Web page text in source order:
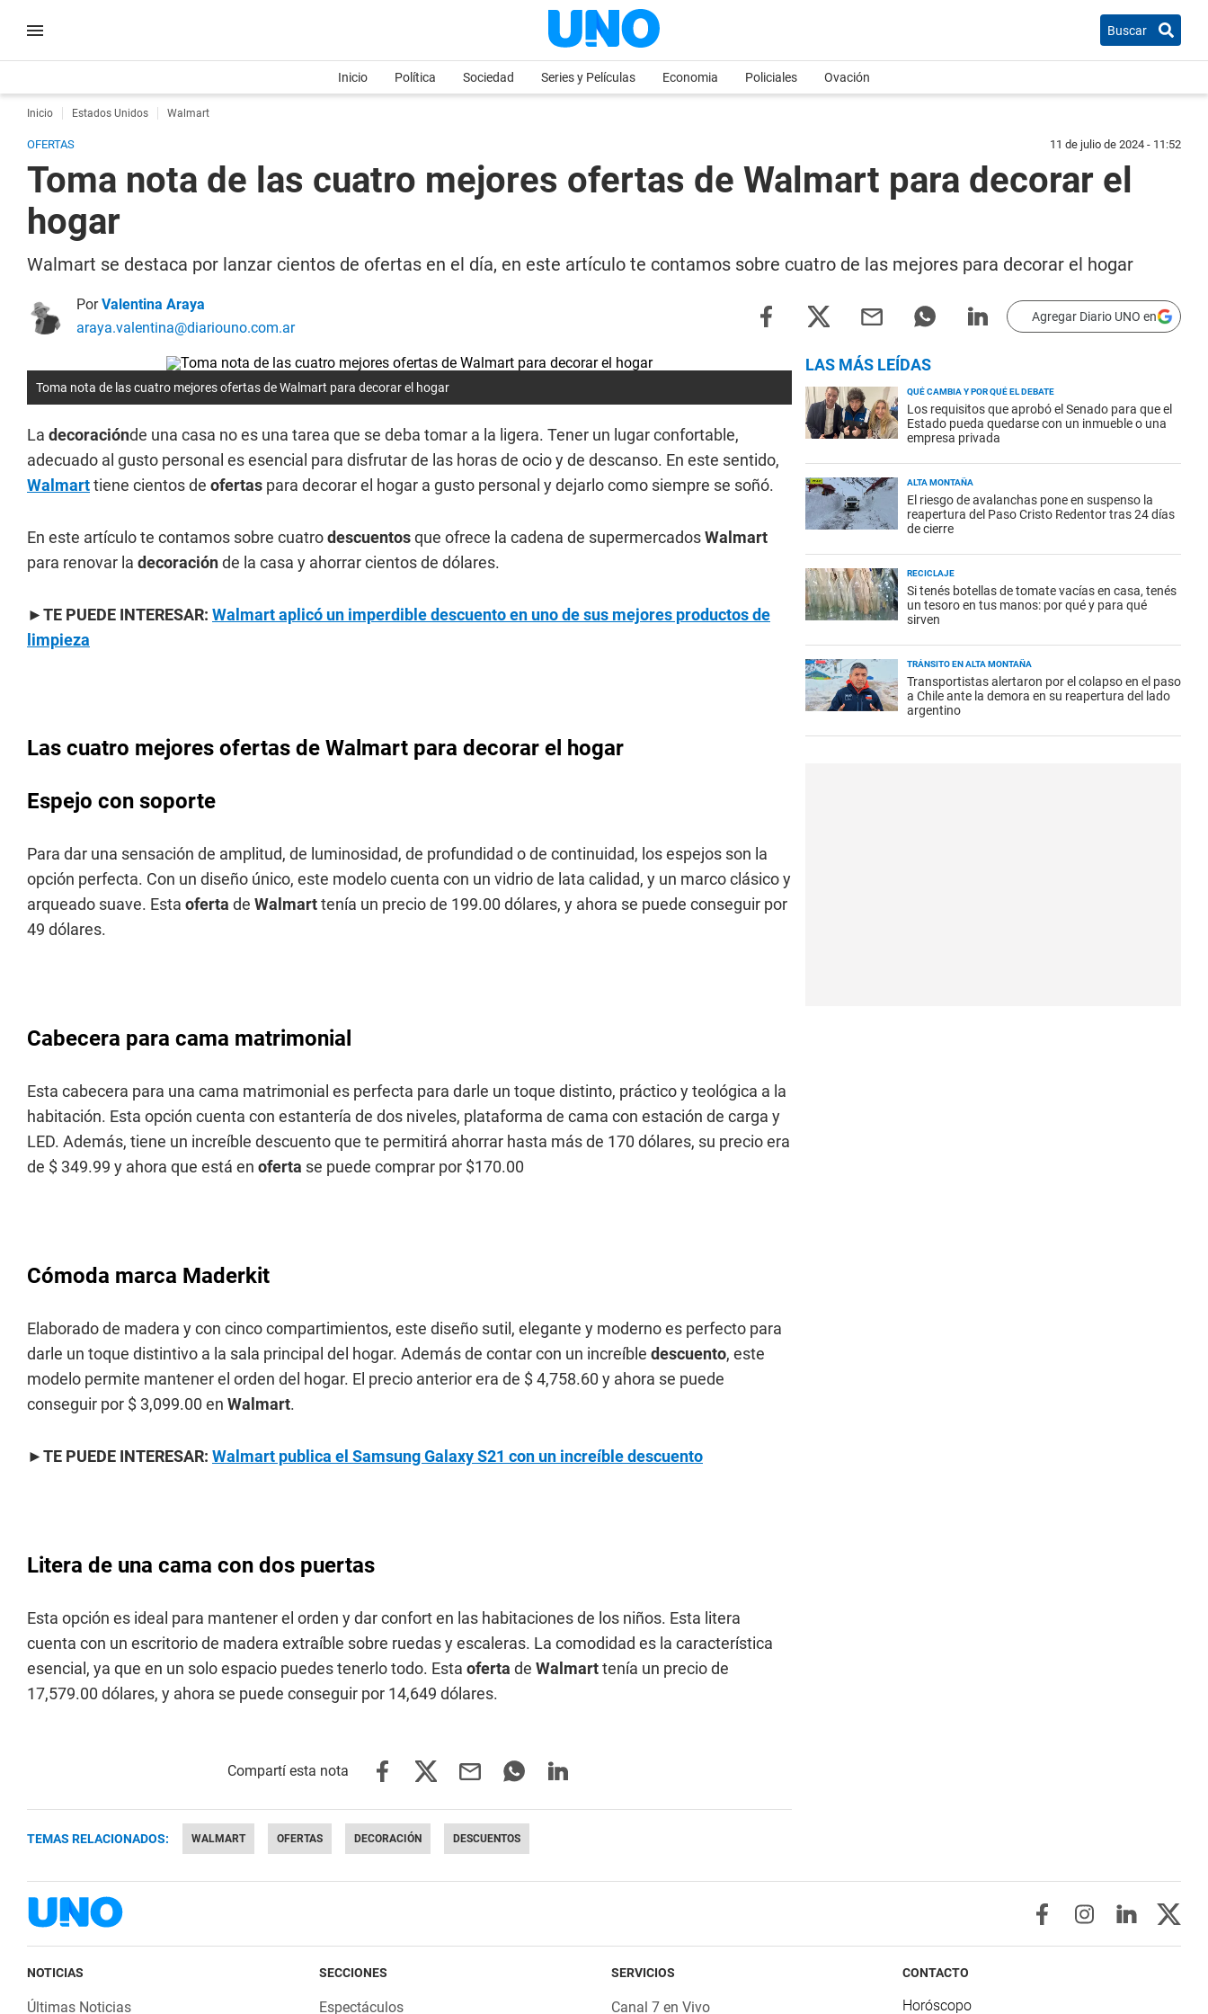
Buscar
Inicio Política Sociedad Series y Películas Economia Policiales Ovación
Inicio Estados Unidos Walmart
OFERTAS 11 de julio de 2024 - 11:52
Toma nota de las cuatro mejores ofertas de Walmart para decorar el
hogar
Walmart se destaca por lanzar cientos de ofertas en el día, en este artículo te contamos sobre cuatro de las mejores para decorar el hogar
PorValentina Araya
araya.valentina@diariouno.com.ar
Agregar Diario UNO en
Toma nota de las cuatro mejores ofertas de Walmart para decorar el hogar
La decoraciónde una casa no es una tarea que se deba tomar a la ligera. Tener un lugar confortable,
adecuado al gusto personal es esencial para disfrutar de las horas de ocio y de descanso. En este sentido,
Walmarttiene cientos de ofertas para decorar el hogar a gusto personal y dejarlo como siempre se soñó.
En este artículo te contamos sobre cuatrodescuentosque ofrece la cadena de supermercadosWalmart
para renovar la decoraciónde la casa y ahorrar cientos de dólares.
►TE PUEDE INTERESAR: Walmart aplicó un imperdible descuento en uno de sus mejores productos de
limpieza
Las cuatro mejores ofertas de Walmart para decorar el hogar
Espejo con soporte
Para dar una sensación de amplitud, de luminosidad, de profundidad o de continuidad, los espejos son la
opción perfecta. Con un diseño único, este modelo cuenta con un vidrio de lata calidad, y un marco clásico y
arqueado suave. Esta oferta de Walmarttenía un precio de 199.00 dólares, y ahora se puede conseguir por
49 dólares.
Cabecera para cama matrimonial
Esta cabecera para una cama matrimonial es perfecta para darle un toque distinto, práctico y teológica a la
habitación. Esta opción cuenta con estantería de dos niveles, plataforma de cama con estación de carga y
LED. Además, tiene un increíble descuento que te permitirá ahorrar hasta más de 170 dólares, su precio era
de $ 349.99 y ahora que está en oferta se puede comprar por $170.00
Cómoda marca Maderkit
Elaborado de madera y con cinco compartimientos, este diseño sutil, elegante y moderno es perfecto para
darle un toque distintivo a la sala principal del hogar. Además de contar con un increíble descuento, este
modelo permite mantener el orden del hogar. El precio anterior era de $ 4,758.60 y ahora se puede
conseguir por $ 3,099.00 en Walmart.
►TE PUEDE INTERESAR: Walmart publica el Samsung Galaxy S21 con un increíble descuento
Litera de una cama con dos puertas
Esta opción es ideal para mantener el orden y dar confort en las habitaciones de los niños. Esta litera
cuenta con un escritorio de madera extraíble sobre ruedas y escaleras. La comodidad es la característica
esencial, ya que en un solo espacio puedes tenerlo todo. Esta oferta de Walmarttenía un precio de
17,579.00 dólares, y ahora se puede conseguir por 14,649 dólares.
TEMAS RELACIONADOS: WALMART OFERTAS DECORACIÓN DESCUENTOS
LAS MÁS LEÍDAS
QUÉ CAMBIA Y POR QUÉ EL DEBATE
Los requisitos que aprobó el Senado para que el
Estado pueda quedarse con un inmueble o una
empresa privada
ALTA MONTAÑA
El riesgo de avalanchas pone en suspenso la
reapertura del Paso Cristo Redentor tras 24 días
de cierre
RECICLAJE
Si tenés botellas de tomate vacías en casa, tenés
un tesoro en tus manos: por qué y para qué
sirven
TRÁNSITO EN ALTA MONTAÑA
Transportistas alertaron por el colapso en el paso
a Chile ante la demora en su reapertura del lado
argentino
NOTICIAS
Últimas Noticias
SECCIONES
Espectáculos
SERVICIOS
Canal 7 en Vivo
CONTACTO
Horóscopo